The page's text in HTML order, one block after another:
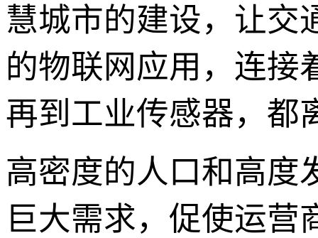
慧城市的建设，让交
的物联网应用，连接
再到工业传感器，都
高密度的人口和高度
巨大需求，促使运营